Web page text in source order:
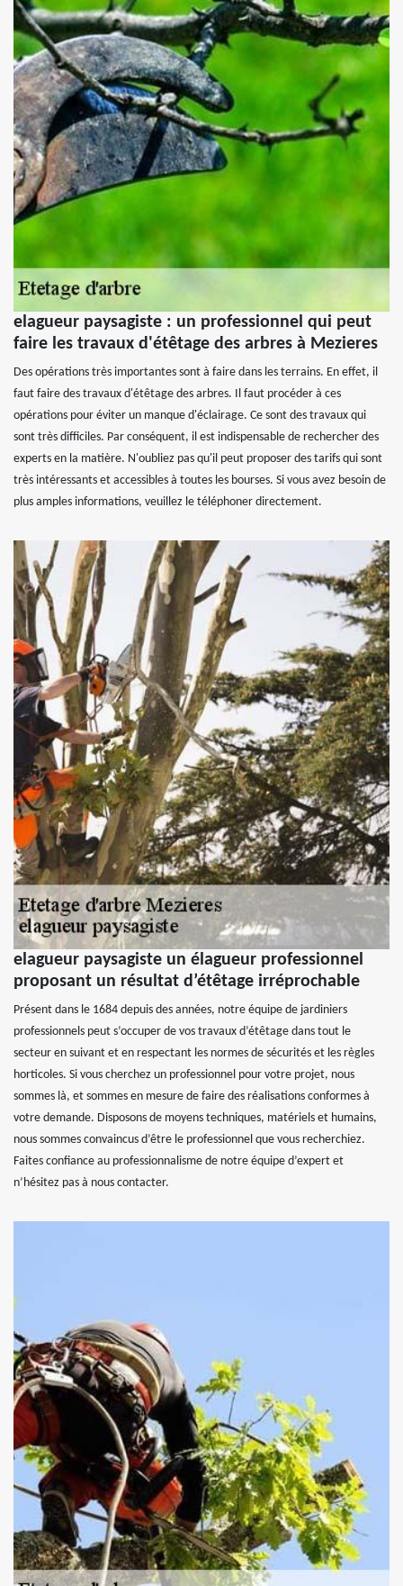
elagueur paysagiste : un professionnel qui peut
faire les travaux d'étêtage des arbres à Mezieres
Des opérations très importantes sont à faire dans les terrains. En effet, il
faut faire des travaux d'étêtage des arbres. Il faut procéder à ces
opérations pour éviter un manque d'éclairage. Ce sont des travaux qui
sont très difficiles. Par conséquent, il est indispensable de rechercher des
experts en la matière. N'oubliez pas qu'il peut proposer des tarifs qui sont
très intéressants et accessibles à toutes les bourses. Si vous avez besoin de
plus amples informations, veuillez le téléphoner directement.
elagueur paysagiste un élagueur professionnel
proposant un résultat d’étêtage irréprochable
Présent dans le 1684 depuis des années, notre équipe de jardiniers
professionnels peut s’occuper de vos travaux d’étêtage dans tout le
secteur en suivant et en respectant les normes de sécurités et les règles
horticoles. Si vous cherchez un professionnel pour votre projet, nous
sommes là, et sommes en mesure de faire des réalisations conformes à
votre demande. Disposons de moyens techniques, matériels et humains,
nous sommes convaincus d’être le professionnel que vous recherchiez.
Faites confiance au professionnalisme de notre équipe d’expert et
n’hésitez pas à nous contacter.